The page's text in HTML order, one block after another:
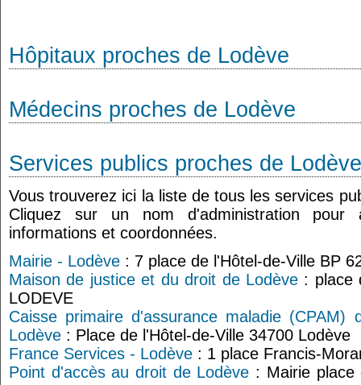
Hôpitaux proches de Lodève
Médecins proches de Lodève
Services publics proches de Lodève
Vous trouverez ici la liste de tous les services
Cliquez sur un nom d'administration
informations et coordonnées.
Mairie - Lodève : 7 place de l'Hôtel-de-Ville BP
Maison de justice et du droit de Lodève : place
LODEVE
Caisse primaire d'assurance maladie (CPAM)
Lodève : Place de l'Hôtel-de-Ville 34700 Lodève
France Services - Lodève : 1 place Francis-
Point d'accès au droit de Lodève : Mairie place